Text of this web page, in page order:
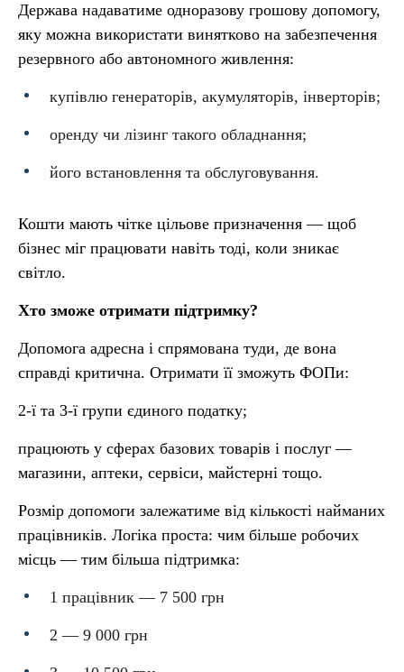
Держава надаватиме одноразову грошову допомогу,
яку можна використати винятково на забезпечення
резервного або автономного живлення:
купівлю генераторів, акумуляторів, інверторів;
оренду чи лізинг такого обладнання;
його встановлення та обслуговування.
Кошти мають чітке цільове призначення — щоб
бізнес міг працювати навіть тоді, коли зникає
світло.
Хто зможе отримати підтримку?
Допомога адресна і спрямована туди, де вона
справді критична. Отримати її зможуть ФОПи:
2-ї та 3-ї групи єдиного податку;
працюють у сферах базових товарів і послуг —
магазини, аптеки, сервіси, майстерні тощо.
Розмір допомоги залежатиме від кількості найманих
працівників. Логіка проста: чим більше робочих
місць — тим більша підтримка:
1 працівник — 7 500 грн
2 — 9 000 грн